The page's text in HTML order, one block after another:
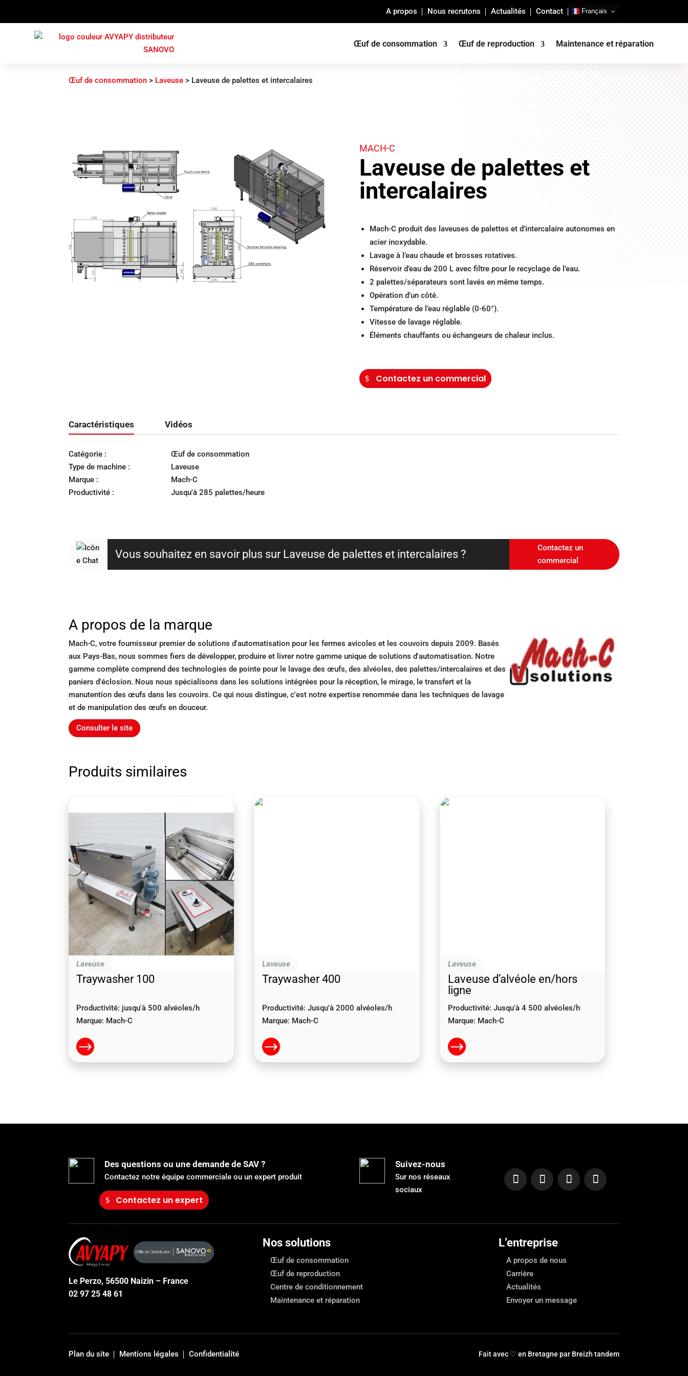
A propos Nous recrutons Actualités Contact Français
Œuf de consommation Œuf de reproduction Maintenance et réparation
Œuf de consommation > Laveuse > Laveuse de palettes et intercalaires
MACH-C
Laveuse de palettes et
intercalaires
Mach-C produit des laveuses de palettes et d’intercalaire autonomes en
acier inoxydable.
Lavage à l’eau chaude et brosses rotatives.
Réservoir d’eau de 200 L avec filtre pour le recyclage de l’eau.
2 palettes/séparateurs sont lavés en même temps.
Opération d’un côté.
Température de l’eau réglable (0-60°).
Vitesse de lavage réglable.
Éléments chauffants ou échangeurs de chaleur inclus.
Contactez un commercial
Caractéristiques Vidéos
Catégorie :
Œuf de consommation
Type de machine :
Laveuse
Marque :
Mach-C
Productivité :
Jusqu'à 285 palettes/heure
Vous souhaitez en savoir plus sur Laveuse de palettes et intercalaires ?
Contactez un
commercial
A propos de la marque
Mach-C, votre fournisseur premier de solutions d'automatisation pour les fermes avicoles et les couvoirs depuis 2009. Basés
aux Pays-Bas, nous sommes fiers de développer, produire et livrer notre gamme unique de solutions d'automatisation. Notre
gamme complète comprend des technologies de pointe pour le lavage des œufs, des alvéoles, des palettes/intercalaires et des
paniers d'éclosion. Nous nous spécialisons dans les solutions intégrées pour la réception, le mirage, le transfert et la
manutention des œufs dans les couvoirs. Ce qui nous distingue, c'est notre expertise renommée dans les techniques de lavage
et de manipulation des œufs en douceur.
Consulter le site
Produits similaires
Laveuse
Traywasher 100
Productivité: jusqu'à 500 alvéoles/h
Marque: Mach-C
Laveuse
Traywasher 400
Productivité: Jusqu'à 2000 alvéoles/h
Marque: Mach-C
Laveuse
Laveuse d’alvéole en/hors
ligne
Productivité: Jusqu'à 4 500 alvéoles/h
Marque: Mach-C
Des questions ou une demande de SAV ?
Contactez notre équipe commerciale ou un expert produit
Contactez un expert
Suivez-nous
Sur nos réseaux
sociaux
Le Perzo, 56500 Naizin – France
02 97 25 48 61
Nos solutions
Œuf de consommation
Œuf de reproduction
Centre de conditionnement
Maintenance et réparation
L’entreprise
A propos de nous
Carrière
Actualités
Envoyer un message
Plan du site Mentions légales Confidentialité Fait avec ♡ en Bretagne par Breizh tandem